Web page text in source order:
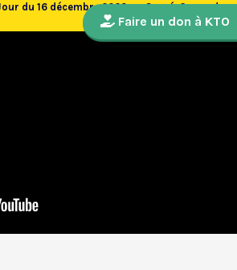
du 16 décembre 2023 au Sacré-Coeur de
Faire un don à KTO